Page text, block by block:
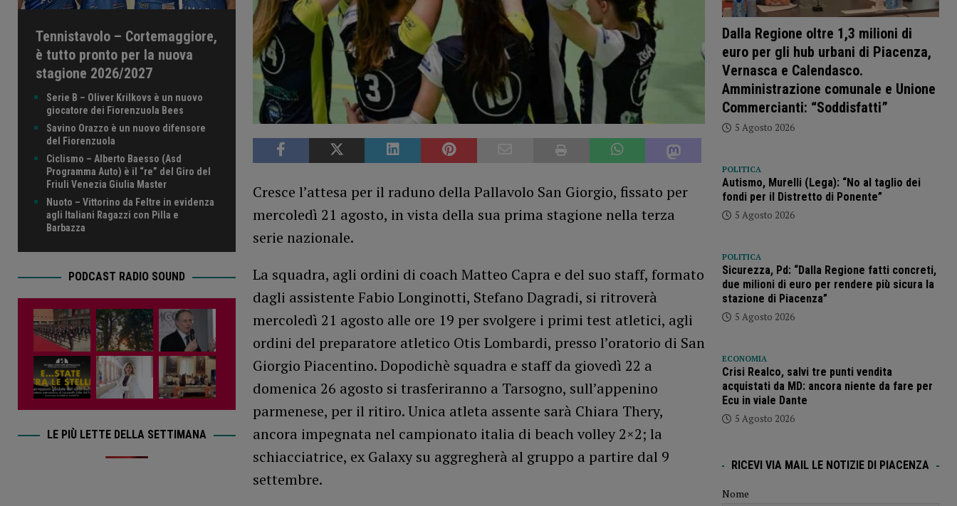
Cresce l’attesa per il raduno della Pallavolo San Giorgio, fissato per
mercoledì 21 agosto, in vista della sua prima stagione nella terza
serie nazionale.
La squadra, agli ordini di coach Matteo Capra e del suo staff, formato
dagli assistente Fabio Longinotti, Stefano Dagradi, si ritroverà
mercoledì 21 agosto alle ore 19 per svolgere i primi test atletici, agli
ordini del preparatore atletico Otis Lombardi, presso l’oratorio di San
Giorgio Piacentino. Dopodichè squadra e staff da giovedì 22 a
domenica 26 agosto si trasferiranno a Tarsogno, sull’appenino
parmenese, per il ritiro. Unica atleta assente sarà Chiara Thery,
ancora impegnata nel campionato italia di beach volley 2×2; la
schiacciatrice, ex Galaxy su aggregherà al gruppo a partire dal 9
settembre.
Tennistavolo – Cortemaggiore,
è tutto pronto per la nuova
stagione 2026/2027
Serie B – Oliver Krilkovs è un nuovo
giocatore dei Fiorenzuola Bees
Savino Orazzo è un nuovo difensore
del Fiorenzuola
Ciclismo – Alberto Baesso (Asd
Programma Auto) è il “re” del Giro del
Friuli Venezia Giulia Master
Nuoto – Vittorino da Feltre in evidenza
agli Italiani Ragazzi con Pilla e
Barbazza
PODCAST RADIO SOUND
LE PIÙ LETTE DELLA SETTIMANA
Dalla Regione oltre 1,3 milioni di
euro per gli hub urbani di Piacenza,
Vernasca e Calendasco.
Amministrazione comunale e Unione
Commercianti: “Soddisfatti”
5 Agosto 2026
POLITICA
Autismo, Murelli (Lega): “No al taglio dei
fondi per il Distretto di Ponente”
5 Agosto 2026
POLITICA
Sicurezza, Pd: “Dalla Regione fatti concreti,
due milioni di euro per rendere più sicura la
stazione di Piacenza”
5 Agosto 2026
ECONOMIA
Crisi Realco, salvi tre punti vendita
acquistati da MD: ancora niente da fare per
Ecu in viale Dante
5 Agosto 2026
RICEVI VIA MAIL LE NOTIZIE DI PIACENZA
Nome